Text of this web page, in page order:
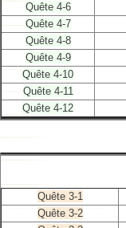
Quête 4-6
Quête 4-7
Quête 4-8
Quête 4-9
Quête 4-10
Quête 4-11
Quête 4-12
Quête 3-1
Quête 3-2